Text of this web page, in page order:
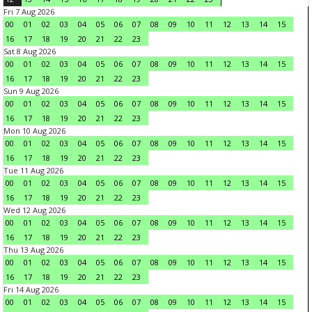
Fri 7 Aug 2026
00
01 02 03 04 05 06 07 08 09 10 11 12 13 14
15
16
17 18 19 20 21 22
23
Sat 8 Aug 2026
00
01 02 03 04 05 06 07 08 09 10 11 12 13 14
15
16
17 18 19 20 21 22
23
Sun 9 Aug 2026
00
01 02 03 04 05 06 07 08 09 10 11 12 13 14
15
16
17 18 19 20 21 22
23
Mon 10 Aug 2026
00
01 02 03 04 05 06 07 08 09 10 11 12 13 14
15
16
17 18 19 20 21 22
23
Tue 11 Aug 2026
00
01 02 03 04 05 06 07 08 09 10 11 12 13 14
15
16
17 18 19 20 21 22
23
Wed 12 Aug 2026
00
01 02 03 04 05 06 07 08 09 10 11 12 13 14
15
16
17 18 19 20 21 22
23
Thu 13 Aug 2026
00
01 02 03 04 05 06 07 08 09 10 11 12 13 14
15
16
17 18 19 20 21 22
23
Fri 14 Aug 2026
00
01 02 03 04 05 06 07 08 09 10 11 12 13 14
15